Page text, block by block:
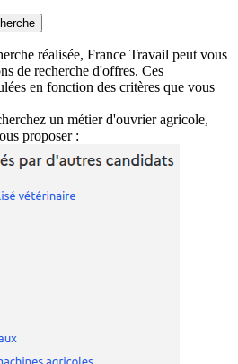
réalisée, France Travail peut vous
de recherche d'offres. Ces
en fonction des critères que vous
un métier d'ouvrier agricole,
proposer :